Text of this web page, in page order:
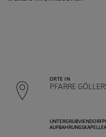
ORTE IN
PFARRE
UNTERGRUBVIENDORF
AUFBAHRUNGSKAPELLE